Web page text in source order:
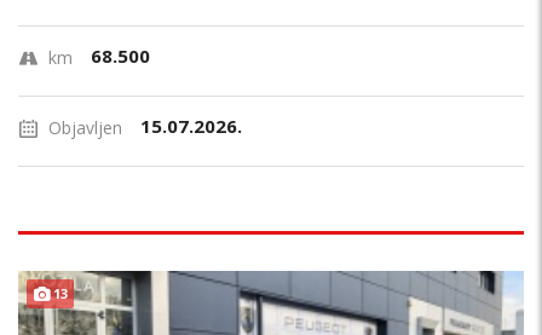
km 68.500
Objavljen 15.07.2026.
13